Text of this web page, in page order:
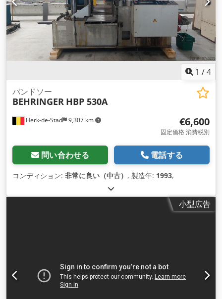
1 /4
Herk-de-Stad 9,307 km
バンドソー
BEHRINGER HBP 530A
€6,600
固定価格 消費税別
問い合わせる 電話する
コンディション: 非常に良い（中古） , 製造年: 1993,
小型広告